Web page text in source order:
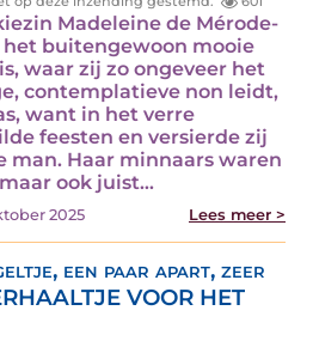
Madeleine de Mérode-
buitengewoon mooie
waar zij zo ongeveer het
contemplatieve non leidt,
want in het verre
feesten en versierde zij
man. Haar minnaars waren
ook juist…
2025 Lees meer >
een paar apart, zeer
VOOR HET